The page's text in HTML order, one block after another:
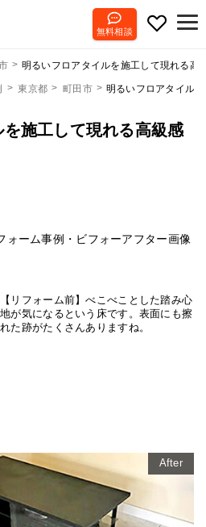
無料相談
明るいフロアタイルを施工して現れる高
東京都 町田市 明るいフロアタイル
施工して現れる高級感
ォーム事例・ビフォーアフター画像
【リフォーム前】べこべことした踏み心
地が気になるという床です。表面にも擦
れた跡がたくさんありますね。
After